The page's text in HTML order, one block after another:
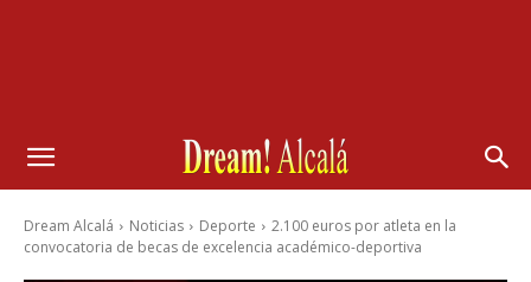
Dream Alcalá Noticias Deporte
2.100 euros por atleta en la
convocatoria de becas de excelencia académico-deportiva